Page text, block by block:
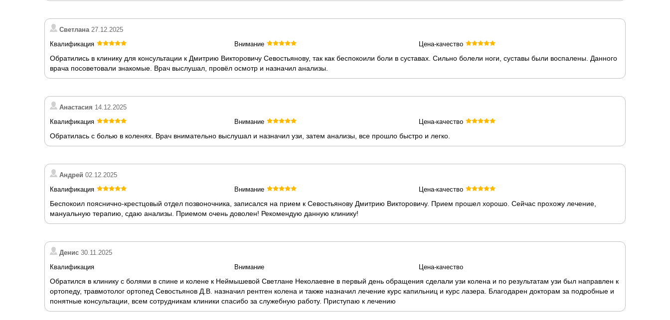
Светлана27.12.2025
Квалификация
Внимание Цена-качество
Обратились в клинику для консультации к Дмитрию Викторовичу Севостьянову, так как беспокоили боли в суставах. Сильно болели ноги, суставы были воспалены. Данного
врача посоветовали знакомые. Врач выслушал, провёл осмотр и назначил анализы.
Анастасия 14.12.2025
Квалификация
Внимание Цена-качество
Обратилась с болью в коленях. Врач внимательно выслушал и назначил узи, затем анализы, все прошло быстро и легко.
Андрей 02.12.2025
Квалификация
Внимание Цена-качество
Беспокоил пояснично-крестцовый отдел позвоночника, записался на прием к Севостьянову Дмитрию Викторовичу. Прием прошел хорошо. Сейчас прохожу лечение,
мануальную терапию, сдаю анализы. Приемом очень доволен! Рекомендую данную клинику!
Денис 30.11.2025
Квалификация
Внимание Цена-качество
Обратился в клинику с болями в спине и колене к Неймышевой Светлане Неколаевне в первый день обращения сделали узи колена и по результатам узи был направлен к
ортопеду, травмотолог ортопед Севостьянов Д.В. назначил рентген колена и также назначил лечение курс капильниц и курс лазера. Благодарен докторам за подробные и
понятные консультации, всем сотрудникам клиники спасибо за служебную работу. Приступаю к лечению